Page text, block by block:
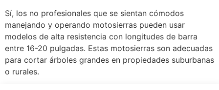
Sí, los no profesionales que se sientan cómodos
manejando y operando motosierras pueden usar
modelos de alta resistencia con longitudes de barra
entre 16-20 pulgadas. Estas motosierras son adecuadas
para cortar árboles grandes en propiedades suburbanas
o rurales.